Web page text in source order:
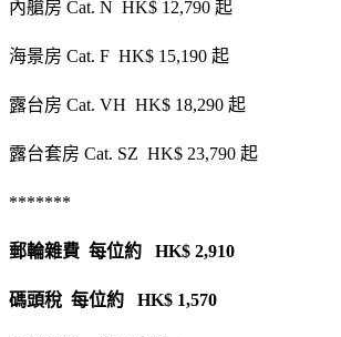
內艙房 Cat. N HK$ 12,790 起
海景房 Cat. F HK$ 15,190 起
露台房 Cat. VH HK$ 18,290 起
露台套房 Cat. SZ HK$ 23,790 起
*******
郵輪雜費 每位約 HK$ 2,910
碼頭稅 每位約 HK$ 1,570